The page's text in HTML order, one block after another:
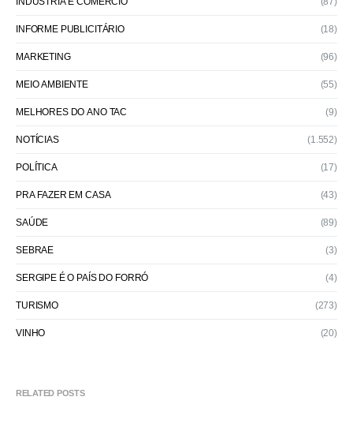
INFORME PUBLICITÁRIO (18)
MARKETING (96)
MEIO AMBIENTE (55)
MELHORES DO ANO TAC (9)
NOTÍCIAS (1.552)
POLÍTICA (17)
PRA FAZER EM CASA (43)
SAÚDE (89)
SEBRAE (3)
SERGIPE É O PAÍS DO FORRÓ (4)
TURISMO (273)
VINHO (20)
RELATED POSTS